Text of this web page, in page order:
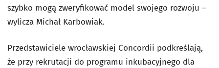
szybko mogą zweryfikować model swojego rozwoju –
wylicza Michał Karbowiak.
Przedstawiciele wrocławskiej Concordii podkreślają,
że przy rekrutacji do programu inkubacyjnego dla